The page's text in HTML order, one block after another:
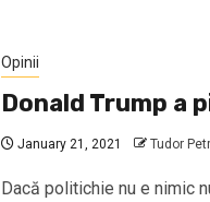
Opinii
Donald Trump a
January 21, 2021 Tudor
Dacă politichie nu e nimic